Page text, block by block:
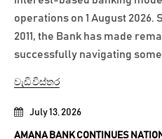
July 13, 2026
AMANA BANK CONTINUES
operations on 1 August 2026.
2011, the Bank has made
successfully navigating
වැඩි විස්තර